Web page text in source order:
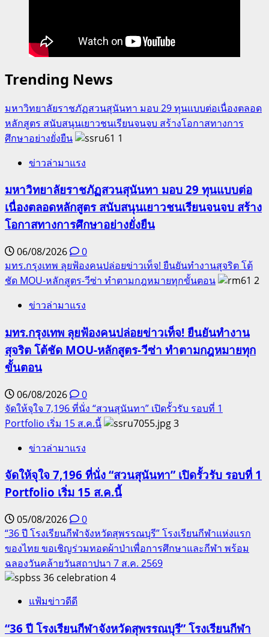
สู่
กระจก
สะท้อน
วัฒนธรรม
ร่วม
ใหม่
Trending News
มหาวิทยาลัยราชภัฏสวนสุนันทา มอบ 29 ทุนแบบต่อเนื่องตลอด
หลักสูตร สนับสนุนเยาวชนเรียนจนจบ สร้างโอกาสทางการ
ศึกษาอย่างยั่งยืน
1
ข่าวล่ามาแรง
มหาวิทยาลัยราชภัฏสวนสุนันทา มอบ 29 ทุนแบบต่อ
เนื่องตลอดหลักสูตร สนับสนุนเยาวชนเรียนจนจบ สร้าง
โอกาสทางการศึกษาอย่างยั่งยืน
06/08/2026
0
มทร.กรุงเทพ ลุยฟ้องคนปล่อยข่าวเท็จ! ยืนยันทำงานสุจริต โต้
ชัด MOU-หลักสูตร-วีซ่า ทำตามกฎหมายทุกขั้นตอน
2
ข่าวล่ามาแรง
มทร.กรุงเทพ ลุยฟ้องคนปล่อยข่าวเท็จ! ยืนยันทำงาน
สุจริต โต้ชัด MOU-หลักสูตร-วีซ่า ทำตามกฎหมายทุก
ขั้นตอน
06/08/2026
0
จัดให้จุใจ 7,196 ที่นั่ง “สวนสุนันทา” เปิดรั้วรับ รอบที่ 1
Portfolio เริ่ม 15 ส.ค.นี้
3
ข่าวล่ามาแรง
จัดให้จุใจ 7,196 ที่นั่ง “สวนสุนันทา” เปิดรั้วรับ รอบที่ 1
Portfolio เริ่ม 15 ส.ค.นี้
05/08/2026
0
“36 ปี โรงเรียนกีฬาจังหวัดสุพรรณบุรี” โรงเรียนกีฬาแห่งแรก
ของไทย ขอเชิญร่วมทอดผ้าป่าเพื่อการศึกษาและกีฬา พร้อม
ฉลองวันคล้ายวันสถาปนา 7 ส.ค. 2569
4
แฟ้มข่าวดีดี
“36 ปี โรงเรียนกีฬาจังหวัดสุพรรณบุรี” โรงเรียนกีฬา